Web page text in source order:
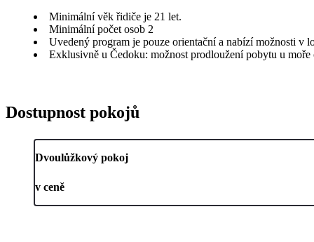
Minimální věk řidiče je 21 let.
Minimální počet osob 2
Uvedený program je pouze orientační a nabízí možnosti v
Exklusivně u Čedoku: možnost prodloužení pobytu u moře
Dostupnost pokojů
Dvoulůžkový pokoj
v ceně